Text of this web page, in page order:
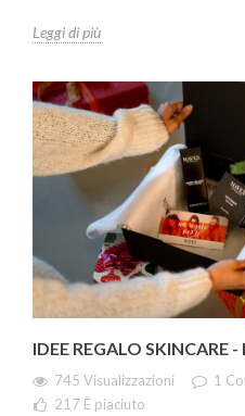
Leggi di più
IDEE REGALO SKINCARE
745 Visualizzazioni 1
217 È piaciuto